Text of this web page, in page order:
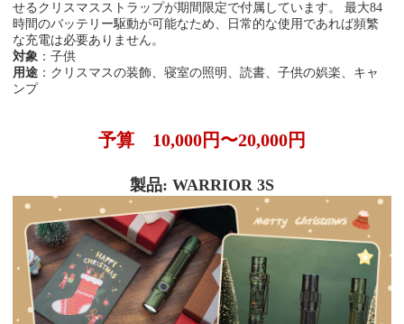
せるクリスマスストラップが期間限定で付属しています。 最大84
時間のバッテリー駆動が可能なため、日常的な使用であれば頻繁
な充電は必要ありません。
対象 ：子供
用途 ：クリスマスの装飾、寝室の照明、読書、子供の娯楽、キャ
ンプ
予算 10,000円〜20,000円
製品: WARRIOR 3S